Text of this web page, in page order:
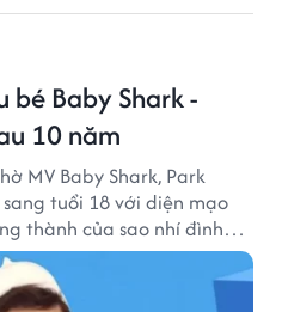
Baby Shark -
10 năm
MV Baby Shark, Park
tuổi 18 với diện mạo
thành của sao nhí đình
sự quan tâm của nhiều